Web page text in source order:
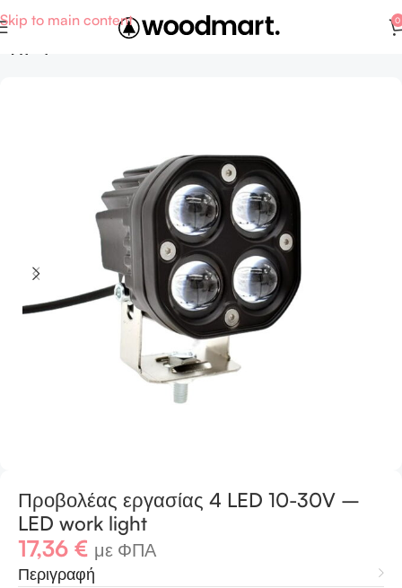
Skip to main content 0
Προβολέας εργασίας 4 LED 10-30V –
LED work light
17,36 € με ΦΠΑ
Περιγραφή